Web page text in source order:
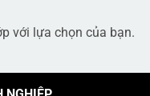
với lựa chọn của bạn.